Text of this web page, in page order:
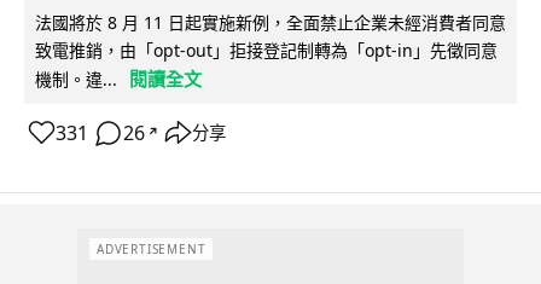
法國將於 8 月 11 日起實施新例，全面禁止企業未經消費者同意
致電推銷，由「opt-out」拒接登記制轉為「opt-in」先徵同意
機制。違...
閱讀全文
331 26 ↗ 分享
ADVERTISEMENT